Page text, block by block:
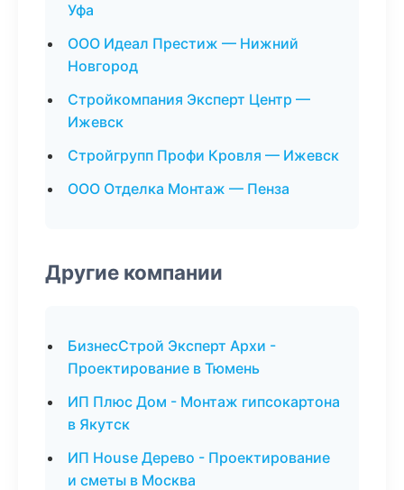
Уфа
ООО Идеал Престиж — Нижний
Новгород
Стройкомпания Эксперт Центр —
Ижевск
Стройгрупп Профи Кровля — Ижевск
ООО Отделка Монтаж — Пенза
Другие компании
БизнесСтрой Эксперт Архи -
Проектирование в Тюмень
ИП Плюс Дом - Монтаж гипсокартона
в Якутск
ИП House Дерево - Проектирование
и сметы в Москва